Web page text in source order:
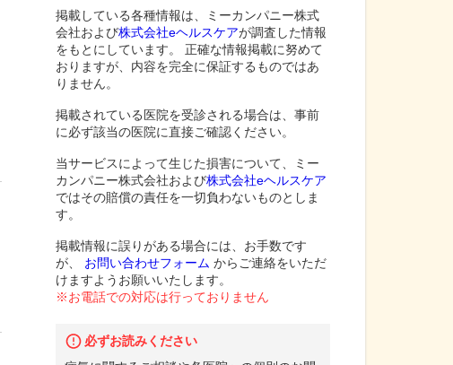
掲載している各種情報は、ミーカンパニー株式
会社および株式会社eヘルスケアが調査した情報
をもとにしています。 正確な情報掲載に努めて
おりますが、内容を完全に保証するものではあ
りません。
掲載されている医院を受診される場合は、事前
に必ず該当の医院に直接ご確認ください。
当サービスによって生じた損害について、ミー
カンパニー株式会社および株式会社eヘルスケア
ではその賠償の責任を一切負わないものとしま
す。
掲載情報に誤りがある場合には、お手数です
が、
お問い合わせフォーム からご連絡をいただ
けますようお願いいたします。
※お電話での対応は行っておりません
必ずお読みください